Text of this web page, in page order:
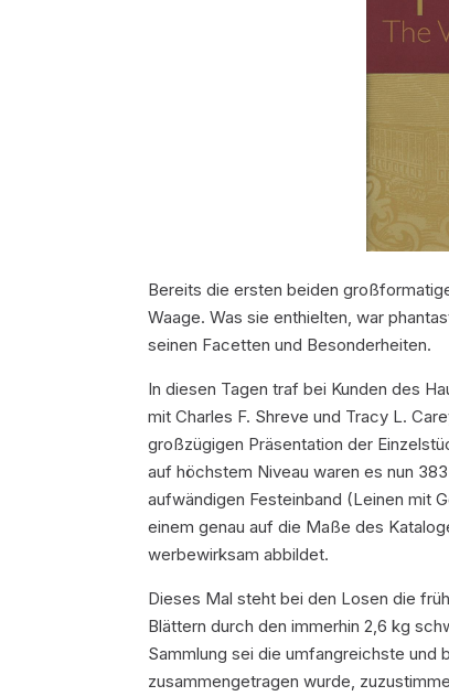
Bereits die ersten beiden
Waage. Was sie enthielten, war
seinen Facetten und Besonderheiten.
In diesen Tagen traf bei Kunden des
mit Charles F. Shreve und Tracy L.
großzügigen Präsentation der
auf höchstem Niveau waren es nun
aufwändigen Festeinband (Leinen mit
einem genau auf die Maße des
werbewirksam abbildet.
Dieses Mal steht bei den Losen die
Blättern durch den immerhin 2,6 kg
Sammlung sei die umfangreichste und
zusammengetragen wurde,